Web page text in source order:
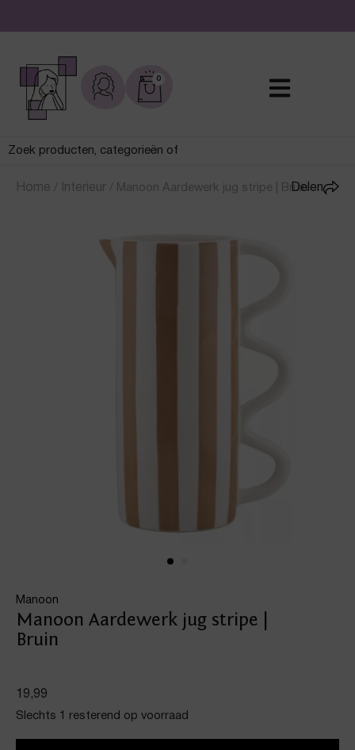
De leukste sieraden online en in de winkel
0
Home / Interieur / Manoon Aardewerk jug stripe | Bruin
Manoon
Manoon Aardewerk jug stripe |
Bruin
Delen
19,99
Slechts 1 resterend op voorraad